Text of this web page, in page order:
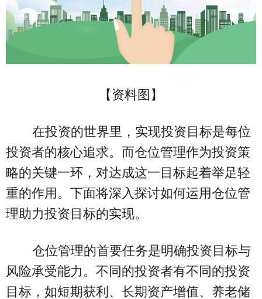
【资料图】
在投资的世界里，实现投资目标是每位
投资者的核心追求。而仓位管理作为投资策
略的关键一环，对达成这一目标起着举足轻
重的作用。下面将深入探讨如何运用仓位管
理助力投资目标的实现。
仓位管理的首要任务是明确投资目标与
风险承受能力。不同的投资者有不同的投资
目标，如短期获利、长期资产增值、养老储